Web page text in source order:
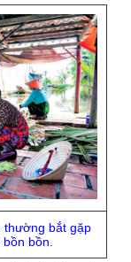
thường bắt gặp
bồn.